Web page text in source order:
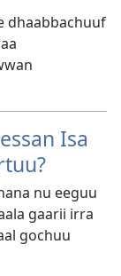
dhaabbachuuf
Isa
nu eeguu
gaarii irra
gochuu